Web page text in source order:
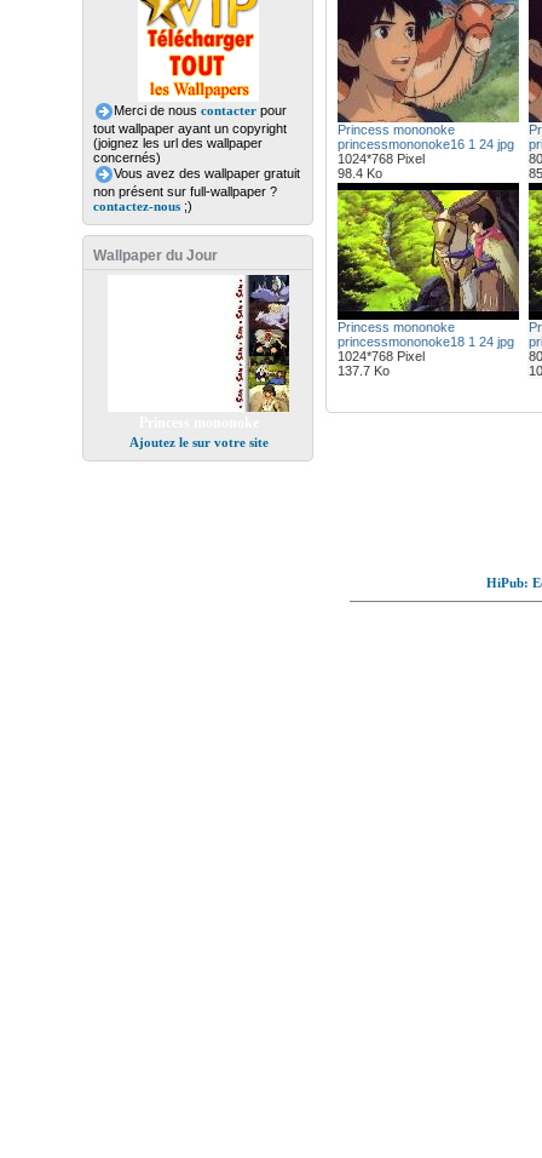
Merci de nous contacterpour
tout wallpaper ayant un copyright
(joignez les url des wallpaper
concernés)
Vous avez des wallpaper gratuit
non présent sur full-wallpaper ?
contactez-nous;)
Wallpaper du Jour
Ajoutez le sur votre site
Princess mononoke
princessmononoke16 1 24 jpg
1024*768 Pixel
98.4 Ko
Princess mononoke
princessmononoke18 1 24 jpg
1024*768 Pixel
137.7 Ko
HiPub: